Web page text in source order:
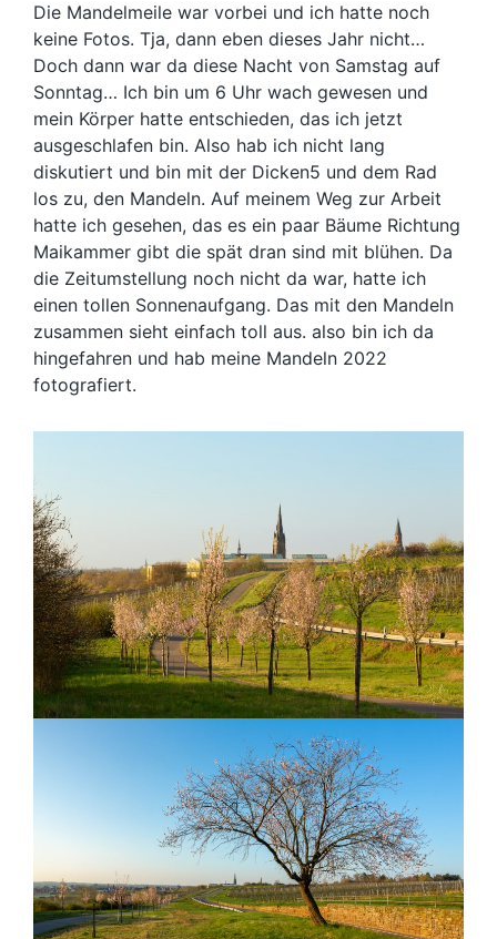
Die Mandelmeile war vorbei und ich hatte noch
keine Fotos. Tja, dann eben dieses Jahr nicht…
Doch dann war da diese Nacht von Samstag auf
Sonntag… Ich bin um 6 Uhr wach gewesen und
mein Körper hatte entschieden, das ich jetzt
ausgeschlafen bin. Also hab ich nicht lang
diskutiert und bin mit der Dicken5 und dem Rad
los zu, den Mandeln. Auf meinem Weg zur Arbeit
hatte ich gesehen, das es ein paar Bäume Richtung
Maikammer gibt die spät dran sind mit blühen. Da
die Zeitumstellung noch nicht da war, hatte ich
einen tollen Sonnenaufgang. Das mit den Mandeln
zusammen sieht einfach toll aus. also bin ich da
hingefahren und hab meine Mandeln 2022
fotografiert.